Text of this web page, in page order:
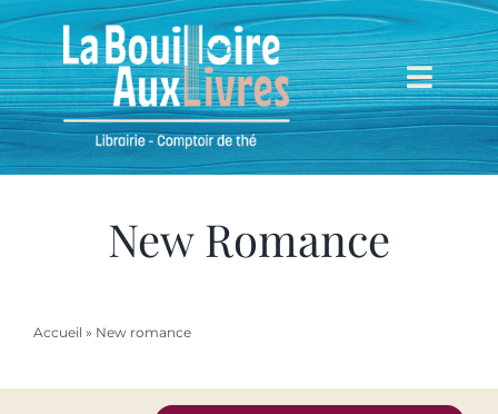
Passer
au
contenu
Accueil
New Romance
Accueil » New romance